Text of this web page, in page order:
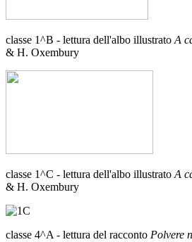
classe 1^B - lettura dell'albo illustrato A
& H. Oxembury
classe 1^C - lettura dell'albo illustrato A
& H. Oxembury
classe 4^A - lettura del racconto Polvere